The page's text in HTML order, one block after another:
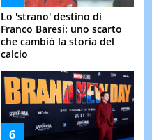
Lo 'strano' destino di
Franco Baresi: uno scarto
che cambiò la storia del
calcio